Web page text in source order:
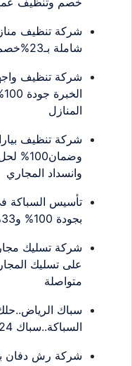
شركة تنظيف
شاملة بـ23%خصم..اتصل بنا الـأن
المنازل
وانسداد المجاري
تأسيس السباكة
بجودة 100% و33%خصم فوري اتصل الـأن
متواصلة
سباك
السباكة..سباك 24 ساعة بالرياض